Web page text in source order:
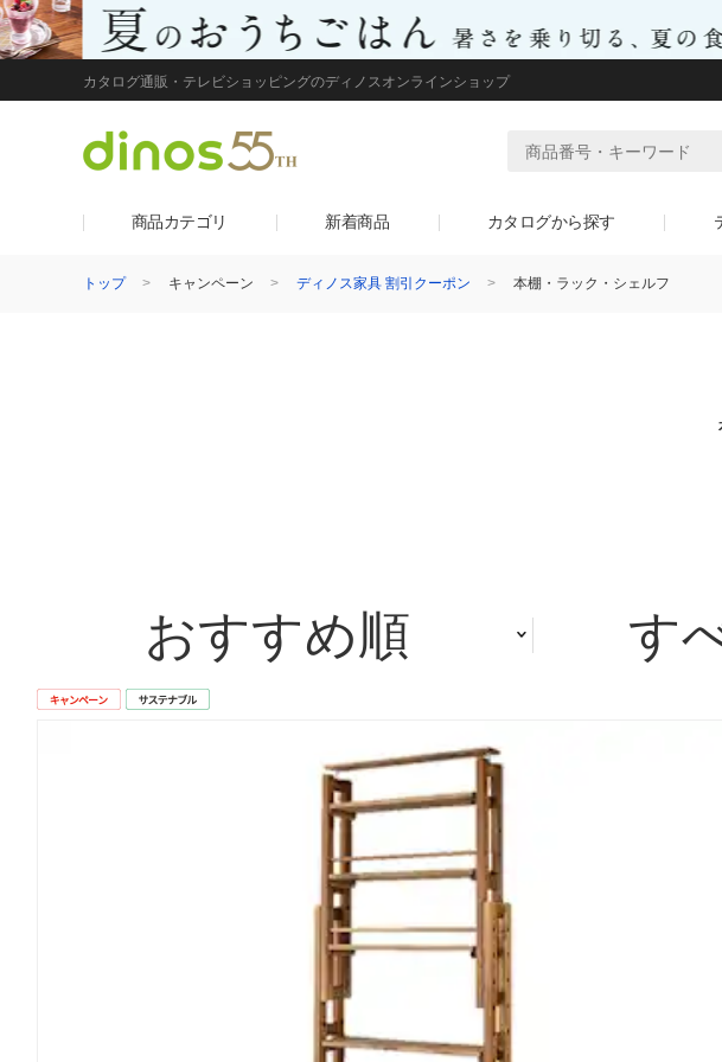
カタログ通販・テレビショッピングのディノスオンラインショップ
商品カテゴリ 新着商品 カタログから探す
トップ キャンペーン ディノス家具 割引クーポン 本棚・ラック・シェルフ
おすすめ順 す